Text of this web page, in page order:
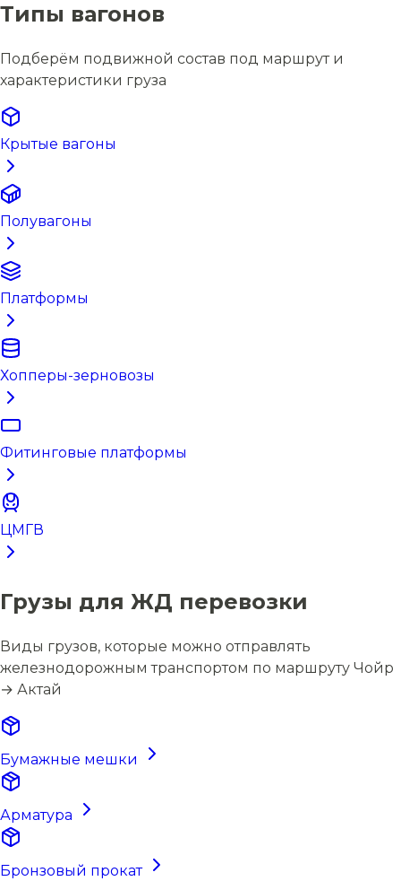
Типы вагонов
Подберём подвижной состав под маршрут и
характеристики груза
Крытые вагоны
Полувагоны
Платформы
Хопперы-зерновозы
Фитинговые платформы
ЦМГВ
Грузы для ЖД перевозки
Виды грузов, которые можно отправлять
железнодорожным транспортом по маршруту Чойр
→ Актай
Бумажные мешки
Арматура
Бронзовый прокат